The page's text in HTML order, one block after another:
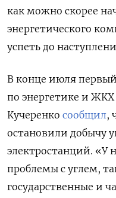
как можно скорее
энергетического
успеть до
В конце июля
по энергетике и ЖКХ
Кучеренко сообщил,
остановили добычу
электростанций. «У
проблемы с углем,
государственные и